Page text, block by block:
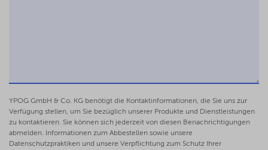
Schriften zum Bürgerlichen Recht, Verlag
Duncker & Humblot, 2017; zugleich Diss.,
Universität zu Köln, 2015; besprochen von
Leuschner, npoR 2017, S. 275; ausgezeichnet
mit dem W. Rainer Walz Preis 2017
YPOG GmbH & Co. KG benötigt die Kontaktinformationen, die Sie uns zur
Verfügung stellen, um Sie bezüglich unserer Produkte und Dienstleistungen
zu kontaktieren. Sie können sich jederzeit von diesen Benachrichtigungen
abmelden. Informationen zum Abbestellen sowie unsere
Datenschutzpraktiken und unsere Verpflichtung zum Schutz Ihrer